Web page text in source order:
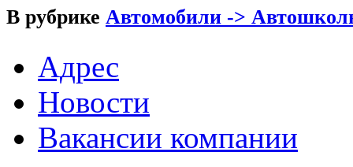
В рубрике Автомобили ->
Адрес
Новости
Вакансии компании